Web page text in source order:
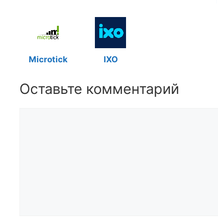
Microtick IXO
Оставьте комментарий